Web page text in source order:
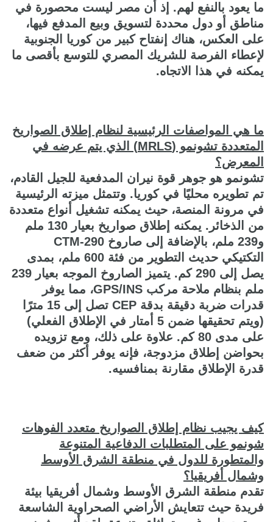
ما يعود بالنفع لهم. إذ أن مصر ليست محصورة في
مناطق أو دول محددة لتسويق وبيع المدفع فيها،
على العكس، هناك إنفتاح كبير من كوريا الجنوبية
لإعطاء الفرصة للشريك المصري للتوسع بأقصى ما
يمكنه في هذا الاتجاه.
ما هي المواصفات الرئيسية لنظام إطلاق الصواريخ
المتعددة تشونمو (MRLS) الذي يتم عرضه في
المعرض؟
تشونمو هو جوهر قوة نيران المدفعية للجيل القادم،
تم تطويره محليًا في كوريا. وتتمثل ميزته الرئيسية
في مرونة المنصة، حيث يمكنه تشغيل أنواع متعددة
من الذخائر. يمكنه إطلاق صواريخ بعيار 130 ملم
و239 ملم، بالإضافة إلى صاروخ CTM-290
التكتيكي حديث التطوير من فئة 600 ملم، بمدى
يصل إلى 290 كم. يتميز الصاروخ الموجه بعيار 239
ملم بنظام ملاحة مركب GPS/INS، مما يوفر
قدرات ضربة دقيقة بدقة CEP تصل إلى 15 مترًا
(ويتم تحقيقها ضمن 5 أمتار في الإطلاق الفعلي)
على مدى 80 كم. علاوة على ذلك، ومع تزويده
بحواضن إطلاق مزدوجة، فإنه يوفر أكثر من ضعف
قدرة الإطلاق مقارنة بمنافسيه.
كيف يجيب نظام إطلاق الصواريخ متعدد الفوهات
شونمو على المتطلبات الدفاعية المتنوعة
والمتطورة للدول في منطقة الشرق الأوسط
وشمال أفريقيا؟
تقدم منطقة الشرق الأوسط وشمال أفريقيا بيئة
فريدة حيث تتعايش الأراضي الصحراوية الشاسعة